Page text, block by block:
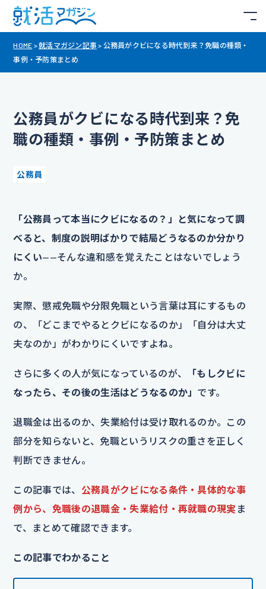
HOME >就活マガジン記事 > 公務員がクビになる時代到来？免職の種類・
事例・予防策まとめ
公務員がクビになる時代到来？免
職の種類・事例・予防策まとめ
公務員
「公務員って本当にクビになるの？」と気になって調
べると、制度の説明ばかりで結局どうなるのか分かり
にくい——そんな違和感を覚えたことはないでしょう
か。
実際、懲戒免職や分限免職という言葉は耳にするもの
の、「どこまでやるとクビになるのか」「自分は大丈
夫なのか」がわかりにくいですよね。
さらに多くの人が気になっているのが、
「もしクビに
なったら、その後の生活はどうなるのか」 です。
退職金は出るのか、失業給付は受け取れるのか。この
部分を知らないと、免職というリスクの重さを正しく
判断できません。
この記事では、 公務員がクビになる条件・具体的な事
例から、免職後の退職金・失業給付・再就職の現実 ま
で、まとめて確認できます。
この記事でわかること